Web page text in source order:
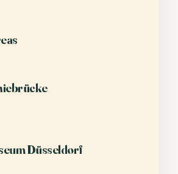
Düsseldorf